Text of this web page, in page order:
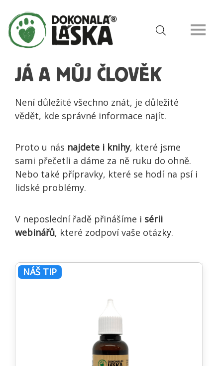
JÁ A MŮJ ČLOVĚK
Není důležité všechno znát, je důležité
vědět, kde správné informace najít.
Proto u nás najdete i knihy, které jsme
sami přečetli a dáme za ně ruku do ohně.
Nebo také přípravky, které se hodí na psí i
lidské problémy.
V neposlední řadě přinášíme i sérii
webinářů, které zodpoví vaše otázky.
NÁŠ TIP